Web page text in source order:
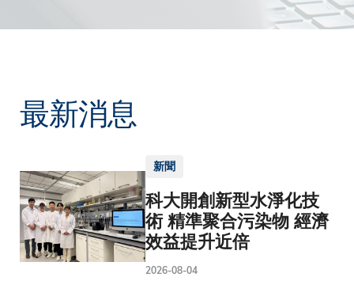
最新消息
新聞
科大開創新型水淨化技
術 精準聚合污染物 經濟
效益提升近倍
2026-08-04